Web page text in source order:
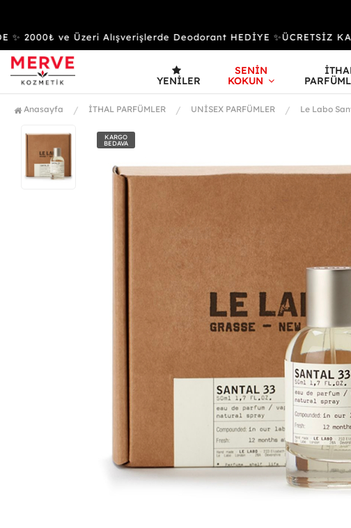
ve Üzeri Alışverişlerde Deodorant HEDİYE ✨ÜCRETSİZ KARGO
YENILER
SENİN
KOKUN
Anasayfa İTHAL PARFÜMLER UNİSEX PARFÜMLER Le Labo
KARGO
BEDAVA